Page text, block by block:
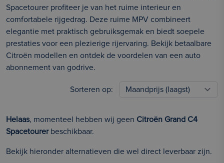
Spacetourer profiteer je van het ruime interieur en
comfortabele rijgedrag. Deze ruime MPV combineert
elegantie met praktisch gebruiksgemak en biedt soepele
prestaties voor een plezierige rijervaring. Bekijk betaalbare
Citroën modellen en ontdek de voordelen van een auto
abonnement van godrive.
Sorteren op:
Helaas, momenteel hebben wij geen Citroën Grand C4
Spacetourerbeschikbaar.
Bekijk hieronder alternatieven die wel direct leverbaar zijn.